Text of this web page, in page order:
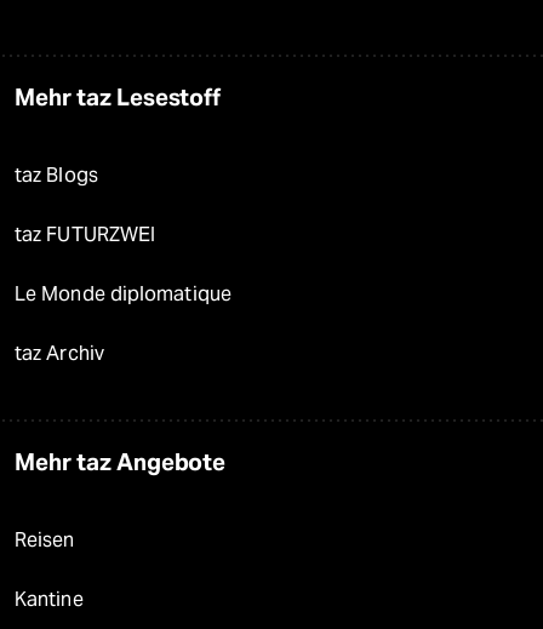
Mehr taz Lesestoff
taz Blogs
taz FUTURZWEI
Le Monde diplomatique
taz Archiv
Mehr taz Angebote
Reisen
Kantine